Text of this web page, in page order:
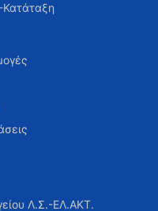
Λ.Σ.-ΕΛ.ΑΚΤ.